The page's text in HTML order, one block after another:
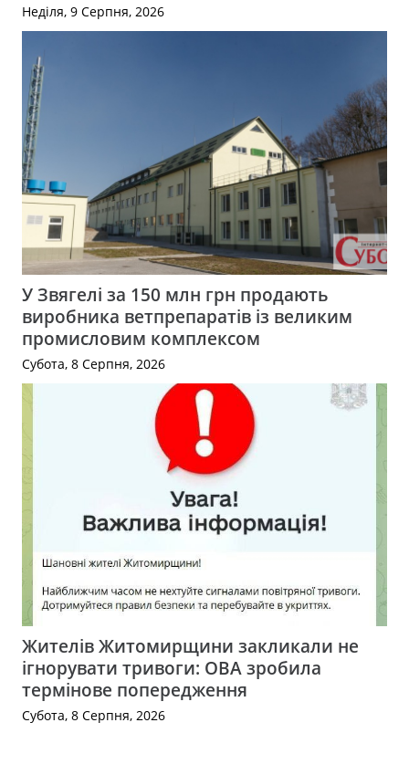
Неділя, 9 Серпня, 2026
У Звягелі за 150 млн грн продають
виробника ветпрепаратів із великим
промисловим комплексом
Субота, 8 Серпня, 2026
Жителів Житомирщини закликали не
ігнорувати тривоги: ОВА зробила
термінове попередження
Субота, 8 Серпня, 2026